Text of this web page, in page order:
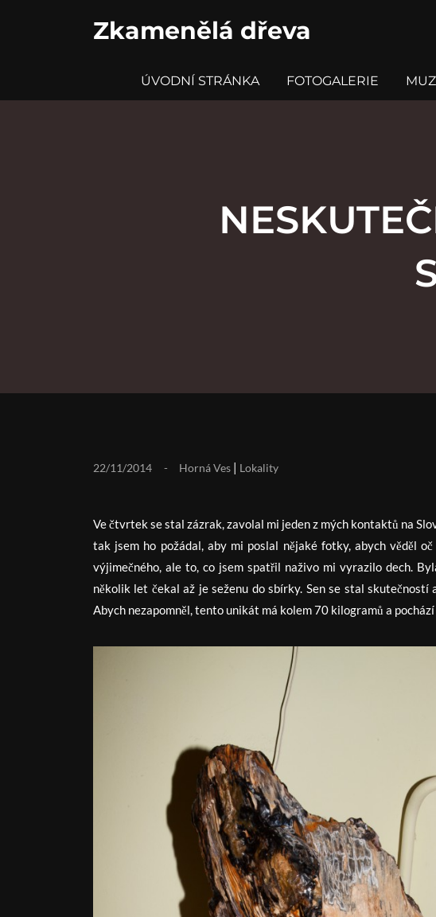
c
Zkamenělá dřeva
ÚVODNÍ STRÁNKA FOTOGALERIE
22/11/2014 Horná Ves | Lokality
Ve čtvrtek se stal zázrak, zavolal mi jeden z mých kontaktů na
tak jsem ho požádal, aby mi poslal nějaké fotky, abych věděl
výjimečného, ale to, co jsem spatřil naživo mi vyrazilo dech.
několik let čekal až je seženu do sbírky. Sen se stal
Abych nezapomněl, tento unikát má kolem 70 kilogramů a